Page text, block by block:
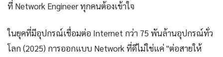
ที่ Network Engineer ทุกคนต้องเข้าใจ
ในยุคที่มีอุปกรณ์เชื่อมต่อ Internet กว่า 75 พันล้านอุปกรณ์ทั่ว
โลก (2025) การออกแบบ Network ที่ดีไม่ใช่แค่ "ต่อสายให้